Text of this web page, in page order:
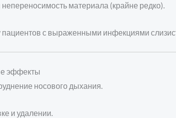
материала (крайне редко).
с выраженными инфекциями
эффекты
носового дыхания.
и удалении.